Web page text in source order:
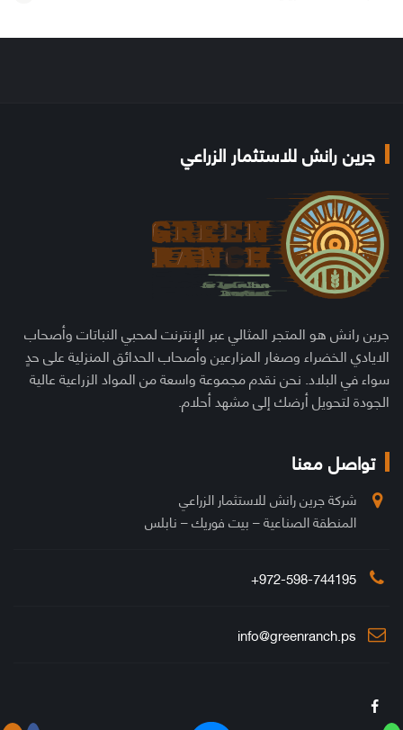
جرين رانش للاستثمار الزراعي
جرين رانش هو المتجر المثالي عبر الإنترنت لمحبي النباتات وأصحاب
الايادي الخضراء وصغار المزارعين وأصحاب الحدائق المنزلية على حدٍ
سواء في البلاد. نحن نقدم مجموعة واسعة من المواد الزراعية عالية
الجودة لتحويل أرضك إلى مشهد أحلام.
تواصل معنا
شركة جرين رانش للاستثمار الزراعي
المنطقة الصناعية – بيت فوريك – نابلس
972-598-744195+
info@greenranch.ps